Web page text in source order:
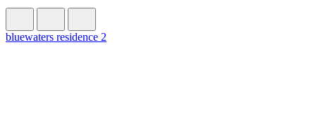
bluewaters residence 2